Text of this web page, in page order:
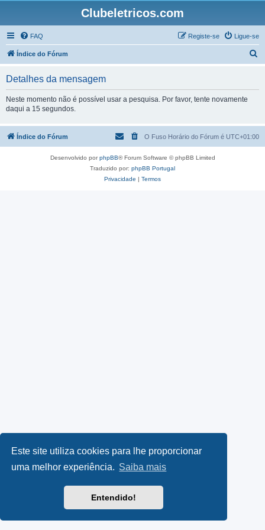
Este site utiliza cookies para lhe proporcionar
uma melhor experiência. Saiba mais
Entendido!
Clubeletricos.com
FAQ Ligue-se
Registe-se
Índice do Fórum
s
Detalhes da mensagem
Neste momento não é possível usar a pesquisa. Por favor, tente novamente
daqui a 15 segundos.
Índice do Fórum O Fuso Horário do Fórum é UTC+01:00
Desenvolvido porphpBB® Forum Software © phpBB Limited
Traduzido por: phpBB Portugal
Privacidade | Termos